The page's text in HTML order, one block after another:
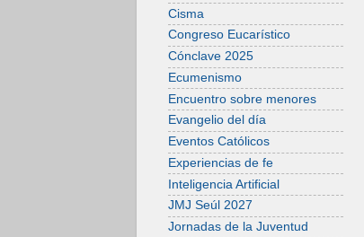
Cisma
Congreso Eucarístico
Cónclave 2025
Ecumenismo
Encuentro sobre menores
Evangelio del día
Eventos Católicos
Experiencias de fe
Inteligencia Artificial
JMJ Seúl 2027
Jornadas de la Juventud